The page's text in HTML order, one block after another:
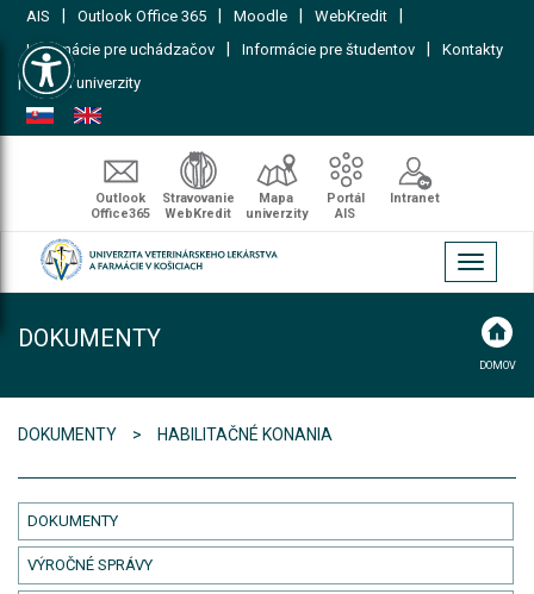
Open toolbar
AIS Outlook Office 365 Moodle WebKredit
Informácie pre uchádzačov Informácie pre študentov Kontakty
| Mapa univerzity
Outlook
Office365
Stravovanie
WebKredit
Mapa
univerzity
Portál
AIS
Intranet
Toggle
DOKUMENTY
DOMOV
DOKUMENTY HABILITAČNÉ KONANIA
DOKUMENTY
VÝROČNÉ SPRÁVY